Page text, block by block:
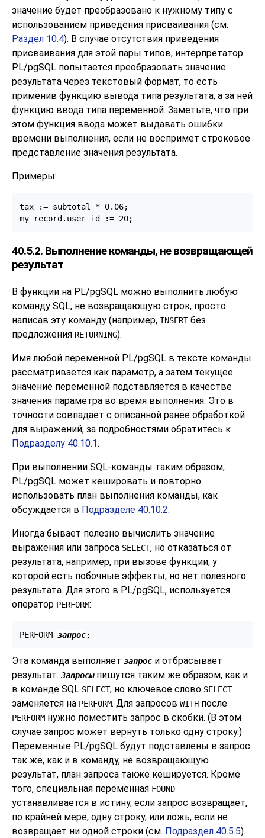
значение будет преобразовано к нужному типу с
использованием приведения присваивания (см.
Раздел 10.4). В случае отсутствия приведения
присваивания для этой пары типов, интерпретатор
PL/pgSQL попытается преобразовать значение
результата через текстовый формат, то есть
применив функцию вывода типа результата, а за ней
функцию ввода типа переменной. Заметьте, что при
этом функция ввода может выдавать ошибки
времени выполнения, если не воспримет строковое
представление значения результата.
Примеры:
tax := subtotal * 0.06;
my_record.user_id := 20;
40.5.2. Выполнение команды, не возвращающей
результат
В функции на PL/pgSQL можно выполнить любую
команду SQL, не возвращающую строк, просто
написав эту команду (например, INSERTбез
предложения RETURNING).
Имя любой переменной PL/pgSQL в тексте команды
рассматривается как параметр, а затем текущее
значение переменной подставляется в качестве
значения параметра во время выполнения. Это в
точности совпадает с описанной ранее обработкой
для выражений; за подробностями обратитесь к
Подразделу 40.10.1.
При выполнении SQL-команды таким образом,
PL/pgSQL может кешировать и повторно
использовать план выполнения команды, как
обсуждается в Подразделе 40.10.2.
Иногда бывает полезно вычислить значение
выражения или запроса SELECT, но отказаться от
результата, например, при вызове функции, у
которой есть побочные эффекты, но нет полезного
результата. Для этого в PL/pgSQL, используется
оператор PERFORM:
PERFORM запрос
Эта команда выполняет запрос и отбрасывает
результат. Запросыпишутся таким же образом, как и
в команде SQL SELECT, но ключевое слово SELECT
заменяется на PERFORM. Для запросов WITH после
PERFORM нужно поместить запрос в скобки. (В этом
случае запрос может вернуть только одну строку.)
Переменные PL/pgSQL будут подставлены в запрос
так же, как и в команду, не возвращающую
результат, план запроса также кешируется. Кроме
того, специальная переменная FOUND
устанавливается в истину, если запрос возвращает,
по крайней мере, одну строку, или ложь, если не
возвращает ни одной строки (см. Подраздел 40.5.5).